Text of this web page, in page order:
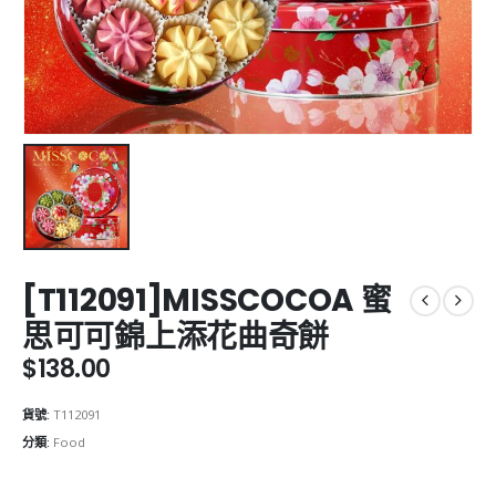
[T112091]MISSCOCOA 蜜
思可可錦上添花曲奇餅
$138.00
貨號: T112091
分類: Food